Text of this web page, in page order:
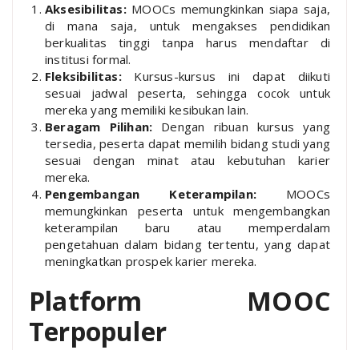
Aksesibilitas:MOOCs memungkinkan siapa saja,
di mana saja, untuk mengakses pendidikan
berkualitas tinggi tanpa harus mendaftar di
institusi formal.
Fleksibilitas:Kursus-kursus ini dapat diikuti
sesuai jadwal peserta, sehingga cocok untuk
mereka yang memiliki kesibukan lain.
Beragam Pilihan: Dengan ribuan kursus yang
tersedia, peserta dapat memilih bidang studi yang
sesuai dengan minat atau kebutuhan karier
mereka.
Pengembangan Keterampilan: MOOCs
memungkinkan peserta untuk mengembangkan
keterampilan baru atau memperdalam
pengetahuan dalam bidang tertentu, yang dapat
meningkatkan prospek karier mereka.
Platform MOOC
Terpopuler